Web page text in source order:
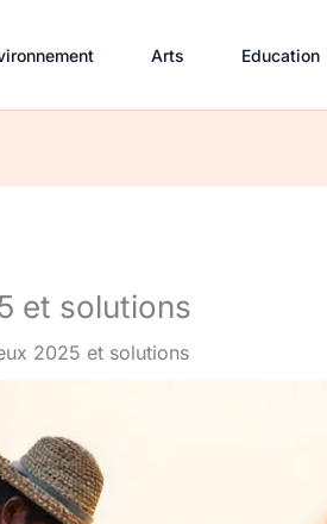
Arts Education
et solutions
2025 et solutions